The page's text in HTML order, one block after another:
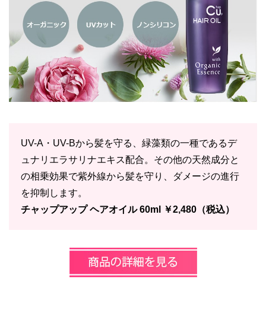
UV-A・UV-Bから髪を守る、緑藻類の一種であるデ
ュナリエラサリナエキス配合。その他の天然成分と
の相乗効果で紫外線から髪を守り、ダメージの進行
を抑制します。
チャップアップ ヘアオイル 60ml ￥2,480（税込）